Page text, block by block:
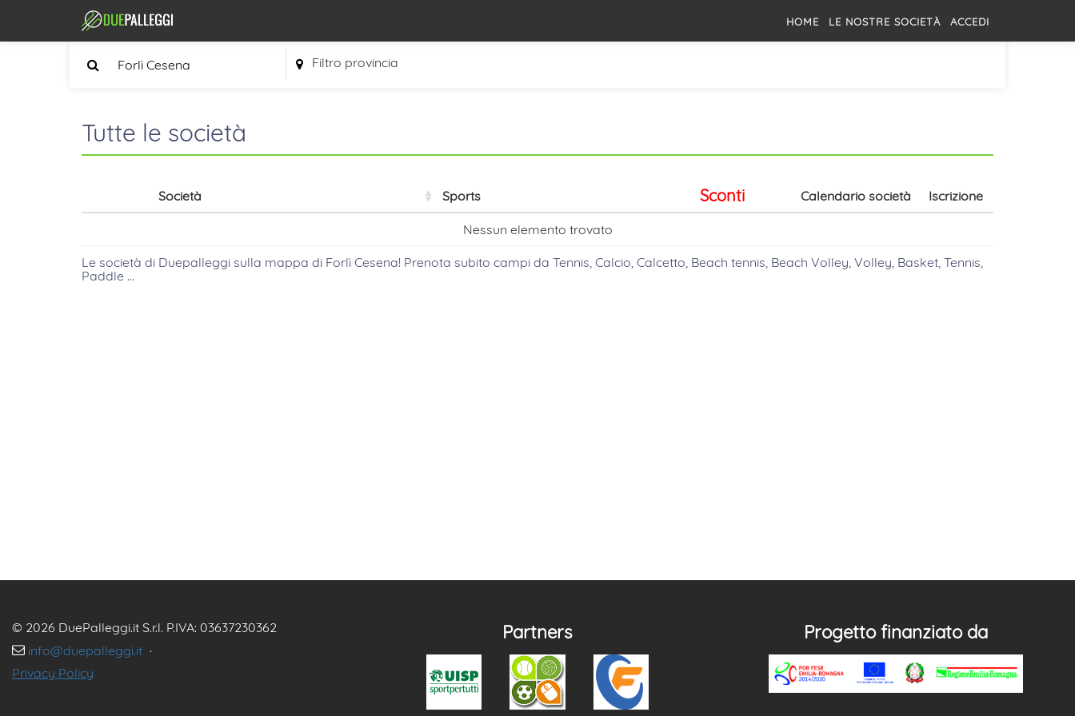
HOME LE NOSTRE SOCIETÀ ACCEDI
Filtro provincia
Tutte le società
Società Sports Sconti Calendario società Iscrizione
Nessun elemento trovato
Le società di Duepalleggi sulla mappa di Forlì Cesena! Prenota subito campi da Tennis, Calcio, Calcetto, Beach tennis, Beach Volley, Volley, Basket, Tennis,
Paddle ...
© 2026 DuePalleggi.it S.r.l. P.IVA: 03637230362
info@duepalleggi.it ·
Privacy Policy
Partners Progetto finanziato da